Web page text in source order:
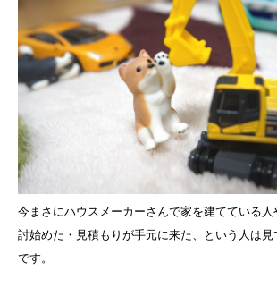
今まさにハウスメーカーさんで家を建てている
討始めた・見積もりが手元に来た、という人は
です。